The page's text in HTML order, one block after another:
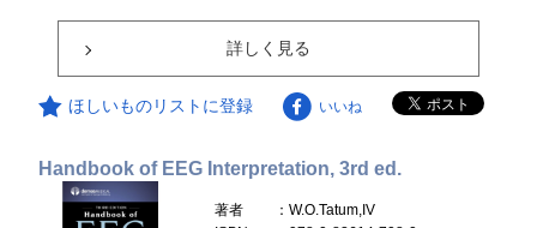
詳しく見る
ほしいものリストに登録 いいね
Handbook of EEG Interpretation, 3rd ed.
著者
：W.O.Tatum,IV